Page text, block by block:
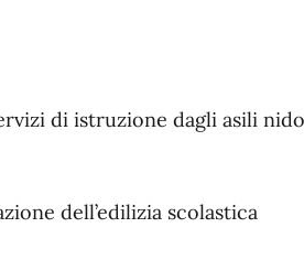
di istruzione dagli asili
dell’edilizia scolastica